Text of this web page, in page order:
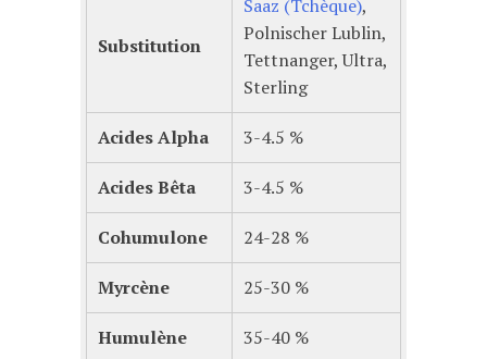
Substitution
Saaz (Tchèque),
Polnischer Lublin,
Tettnanger, Ultra,
Sterling
Acides Alpha 3-4.5 %
Acides Bêta 3-4.5 %
Cohumulone 24-28 %
Myrcène 25-30 %
Humulène 35-40 %